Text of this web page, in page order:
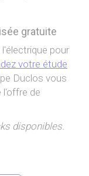
gratuite
pour
votre étude
Duclos vous
l'offre de
disponibles.